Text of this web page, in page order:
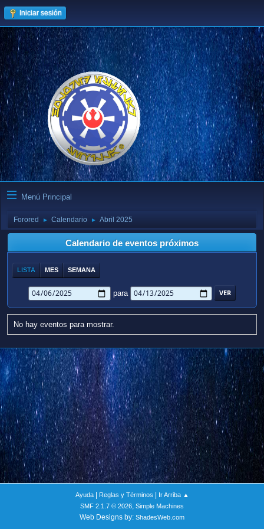
Iniciar sesión
Menú Principal
Forored ► Calendario ► Abril 2025
Calendario de eventos próximos
LISTA MES SEMANA
para
No hay eventos para mostrar.
Ayuda| Reglas y Términos
Ir Arriba ▲
SMF 2.1.7 © 2026, Simple Machines
Web Designs by: ShadesWeb.com